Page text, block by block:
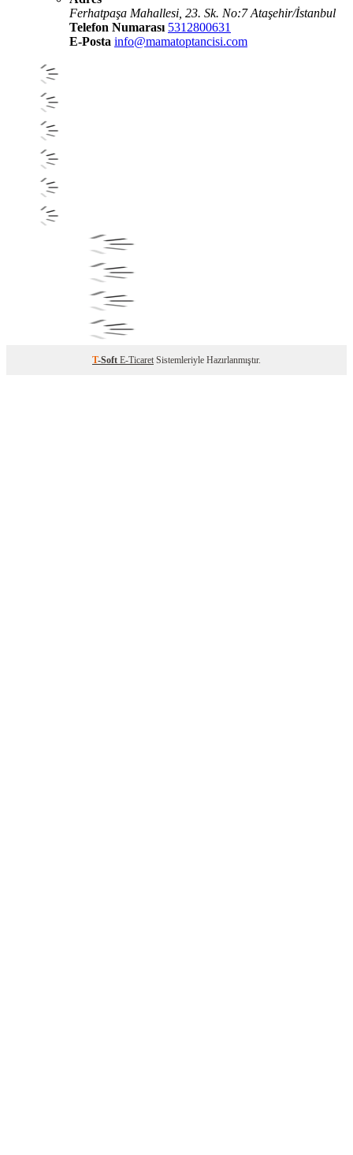
Ferhatpaşa Mahallesi, 23. Sk. No:7 Ataşehir/İstanbul
Telefon Numarası 5312800631
E-Posta info@mamatoptancisi.com
T-Soft E-Ticaret Sistemleriyle Hazırlanmıştır.